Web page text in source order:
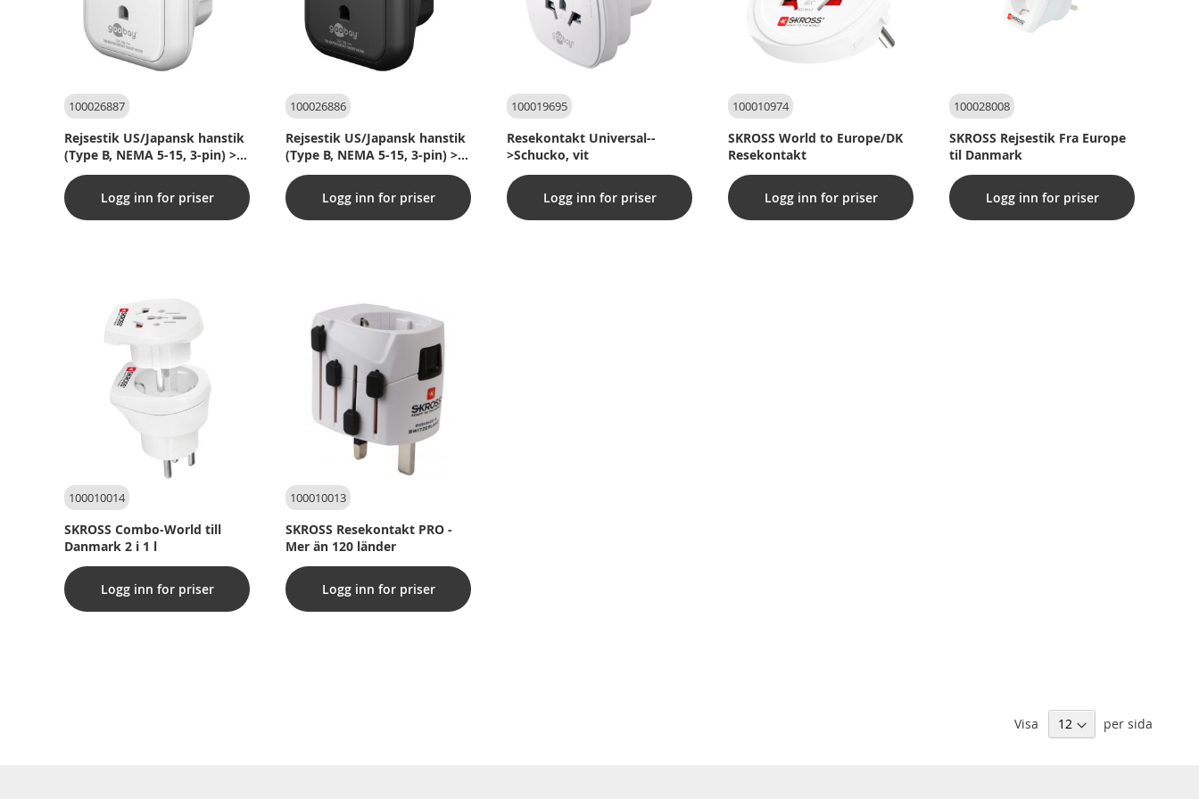
100026887
Rejsestik US/Japansk hanstik
(Type B, NEMA 5-15, 3-pin) >
Schuko med jord (Type F, CEE
7/4)
Logg inn for priser
100026886
Rejsestik US/Japansk hanstik
(Type B, NEMA 5-15, 3-pin) >
Schuko med jord (Type F, CEE
7/4)
Logg inn for priser
100019695
Resekontakt Universal--
>Schucko, vit
Logg inn for priser
100010974
SKROSS World to Europe/DK
Resekontakt
Logg inn for priser
100028008
SKROSS Rejsestik Fra Europe
til Danmark
Logg inn for priser
100010014
SKROSS Combo-World till
Danmark 2 i 1 l
Logg inn for priser
100010013
SKROSS Resekontakt PRO -
Mer än 120 länder
Logg inn for priser
Visa per sida